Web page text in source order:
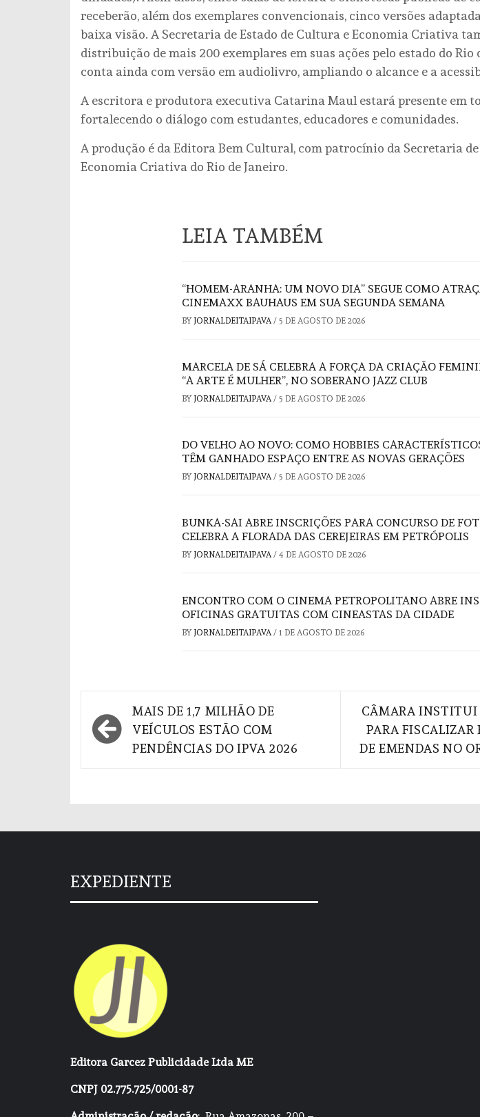
receberão, além dos exemplares convencionais, cinco versões
baixa visão. A Secretaria de Estado de Cultura e Economia Criativa
distribuição de mais 200 exemplares em suas ações pelo estado do Rio
conta ainda com versão em audiolivro, ampliando o alcance e a
A escritora e produtora executiva Catarina Maul estará presente em
fortalecendo o diálogo com estudantes, educadores e comunidades.
A produção é da Editora Bem Cultural, com patrocínio da Secretaria
Economia Criativa do Rio de Janeiro.
LEIA TAMBÉM
“HOMEM-ARANHA: UM NOVO DIA” SEGUE COMO
CINEMAXX BAUHAUS EM SUA SEGUNDA SEMANA
BY JORNALDEITAIPAVA / 5 DE AGOSTO DE 2026
MARCELA DE SÁ CELEBRA A FORÇA DA CRIAÇÃO
“A ARTE É MULHER”, NO SOBERANO JAZZ CLUB
BY JORNALDEITAIPAVA / 5 DE AGOSTO DE 2026
DO VELHO AO NOVO: COMO HOBBIES
TÊM GANHADO ESPAÇO ENTRE AS NOVAS GERAÇÕES
BY JORNALDEITAIPAVA / 5 DE AGOSTO DE 2026
BUNKA-SAI ABRE INSCRIÇÕES PARA CONCURSO DE
CELEBRA A FLORADA DAS CEREJEIRAS EM PETRÓPOLIS
BY JORNALDEITAIPAVA / 4 DE AGOSTO DE 2026
ENCONTRO COM O CINEMA PETROPOLITANO ABRE
OFICINAS GRATUITAS COM CINEASTAS DA CIDADE
BY JORNALDEITAIPAVA / 1 DE AGOSTO DE 2026
Navegação
de
MAIS DE 1,7 MILHÃO DE
VEÍCULOS ESTÃO COM
PENDÊNCIAS DO IPVA 2026
CÂMARA INSTITUI
PARA FISCALIZAR
DE EMENDAS NO
EXPEDIENTE
Editora Garcez Publicidade Ltda ME
CNPJ 02.775.725/0001-87